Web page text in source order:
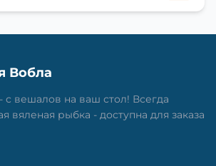
Вобла
с вешалов на ваш стол! Всегда
вяленая рыбка - доступна для заказа